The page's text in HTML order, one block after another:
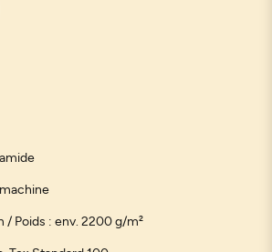
/ Poids : env. 2200 g/m²